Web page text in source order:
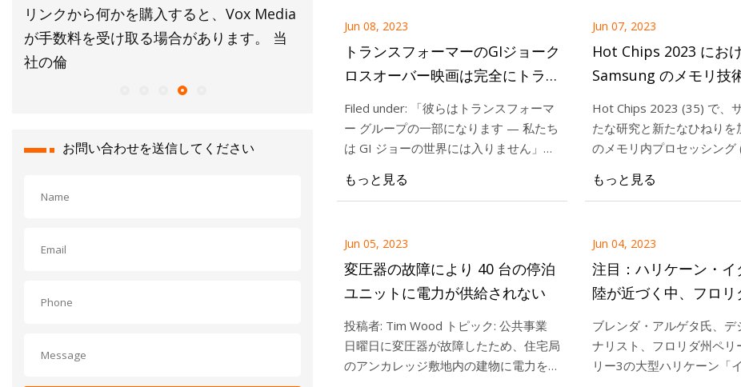
リンクから何かを購入すると、Vox Media
が手数料を受け取る場合があります。 当
社の倫
ば「Hot Chips 33 Samsung」などで以前
が問題なく完了したとの
お問い合わせを送信してください
Jun 08, 2023
トランスフォーマーのGIジョーク
ロスオーバー映画は完全にトラン
スフォーマーの続編です
Filed under: 「彼らはトランスフォーマ
ー グループの一部になります — 私たち
は GI ジョーの世界には入りません」
Vox Media が手数料を受け取る場合が
もっと見る
Jun 07, 2023
Hot Chips 2023 にお
Samsung のメモリ技
Hot Chips 2023 (35) で、
たな研究と新たなひねりを
のメモリ内プロセッシング
は、たとえば「Hot Chips 33
もっと見る
Jun 05, 2023
変圧器の故障により 40 台の停泊
ユニットに電力が供給されない
投稿者: Tim Wood トピック: 公共事業
日曜日に変圧器が故障したため、住宅局
のアンカレッジ敷地内の建物に電力を供
Jun 04, 2023
注目：ハリケーン・イ
陸が近づく中、フロリ
ベンドで変圧器が爆発
ブレンダ・アルゲタ氏、デ
ナリスト、フロリダ州ペリ
リー3の大型ハリケーン「